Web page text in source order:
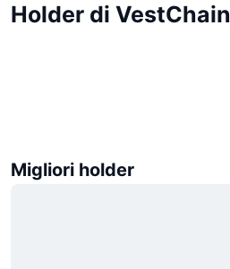
Holder di VestChain
Migliori holder